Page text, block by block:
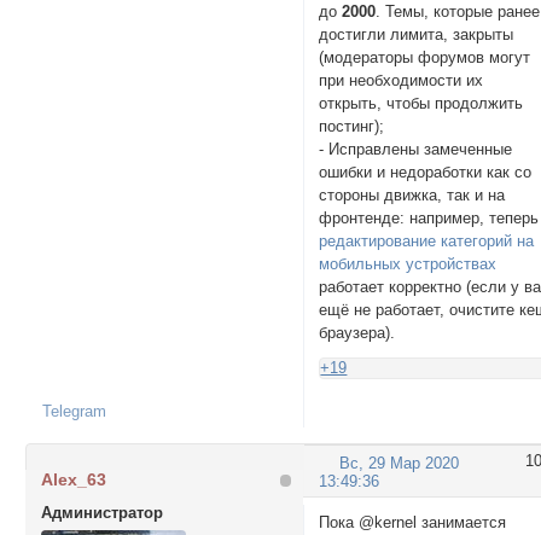
до2000 . Темы, которые ранее
достигли лимита, закрыты
(модераторы форумов могут
при необходимости их
открыть, чтобы продолжить
постинг);
- Исправлены замеченные
ошибки и недоработки как со
стороны движка, так и на
фронтенде: например, теперь
редактирование категорий на
мобильных устройствах
работает корректно (если у
ещё не работает, очистите
браузера).
+19
Telegram
10
Вс, 29 Мар 2020
13:49:36
Alex_63
Администратор
Пока @kernel занимается